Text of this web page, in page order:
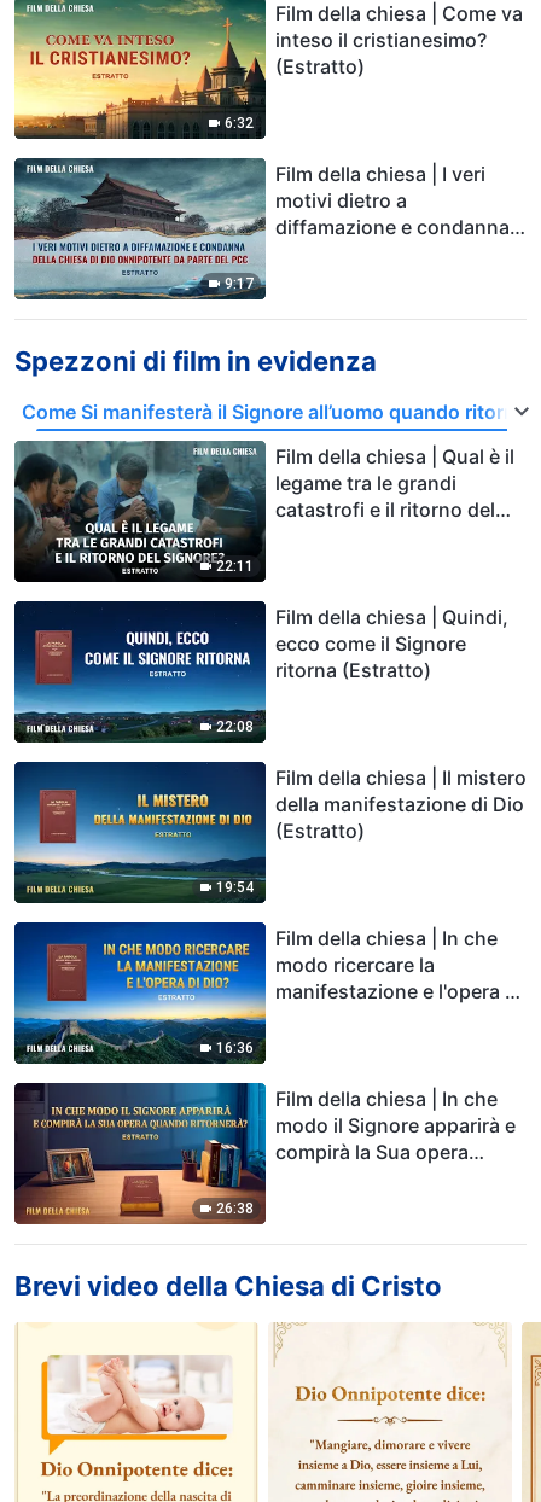
6:32
Film della chiesa | Come va
inteso il cristianesimo?
(Estratto)
9:17
Film della chiesa | I veri
motivi dietro a
diffamazione e condanna
Spezzoni di film in evidenza
Come Si manifesterà il Signore all’uomo quando
22:11
Film della chiesa | Qual è il
legame tra le grandi
catastrofi e il ritorno del
22:08
Film della chiesa | Quindi,
ecco come il Signore
ritorna (Estratto)
19:54
Film della chiesa | Il mistero
della manifestazione di Dio
(Estratto)
16:36
Film della chiesa | In che
modo ricercare la
manifestazione e l'opera di
26:38
Film della chiesa | In che
modo il Signore apparirà e
compirà la Sua opera
Brevi video della Chiesa di Cristo